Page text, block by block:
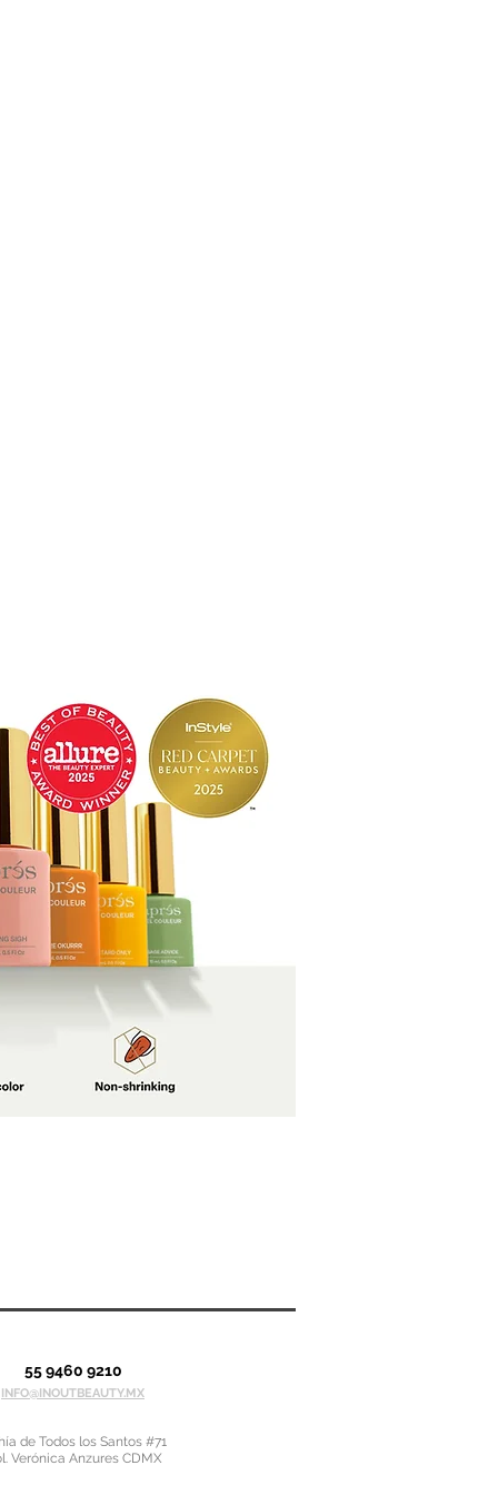
55 9460 9210
INFO@INOUTBEAUTY.MX
de Todos los Santos #71
Verónica Anzures CDMX